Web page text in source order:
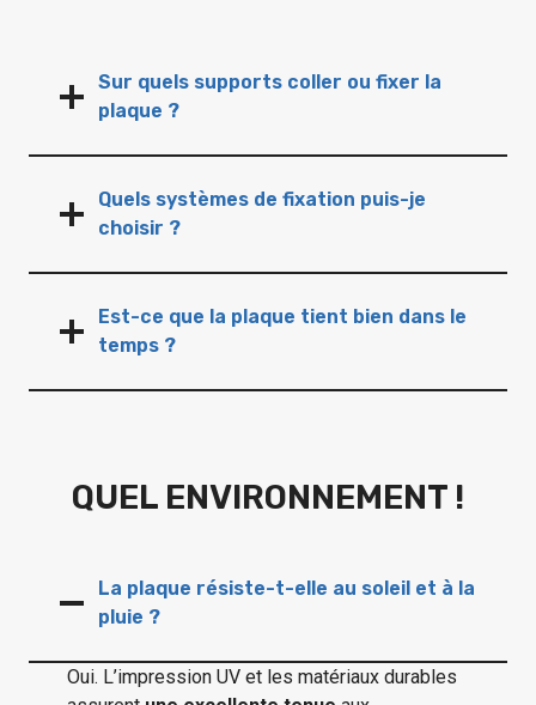
Sur quels supports coller ou fixer la
plaque ?
Quels systèmes de fixation puis-je
choisir ?
Est-ce que la plaque tient bien dans le
temps ?
QUEL ENVIRONNEMENT !
La plaque résiste-t-elle au soleil et à la
pluie ?
Oui. L’impression UV et les matériaux durables